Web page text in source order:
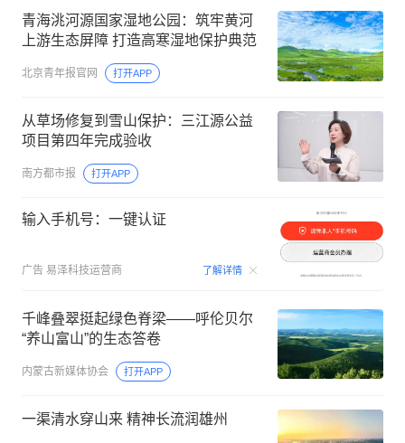
青海洮河源国家湿地公园：筑牢黄河
上游生态屏障 打造高寒湿地保护典范
北京青年报官网 打开APP
从草场修复到雪山保护：三江源公益
项目第四年完成验收
南方都市报 打开APP
输入手机号：一键认证
广告 易泽科技运营商 了解详情
千峰叠翠挺起绿色脊梁——呼伦贝尔
“养山富山”的生态答卷
内蒙古新媒体协会 打开APP
一渠清水穿山来 精神长流润雄州